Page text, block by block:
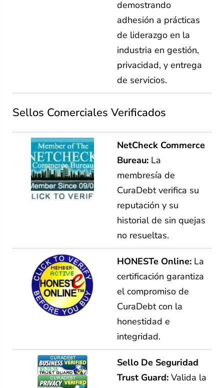
demostrando
adhesión a prácticas
de liderazgo en la
industria en gestión,
privacidad, y entrega
de servicios.
Sellos Comerciales Verificados
NetCheck Commerce
Bureau: La
membresía de
CuraDebt verifica su
reputación y su
historial de sin quejas
no resueltas.
HONESTe Online: La
certificación garantiza
el compromiso de
CuraDebt con la
honestidad e
integridad.
Sello De Seguridad
Trust Guard: Valida la